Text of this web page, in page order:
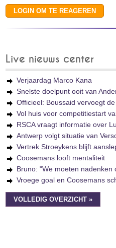
Live nieuws center
Verjaardag Marco Kana
Snelste doelpunt ooit van
Officieel: Boussaid vervoegt
Vol huis voor competitiestart
RSCA vraagt informatie over
Antwerp volgt situatie van
Vertrek Stroeykens blijft
Coosemans looft mentaliteit
Bruno: "We moeten
Vroege goal en Coosemans
VOLLEDIG OVERZICHT »